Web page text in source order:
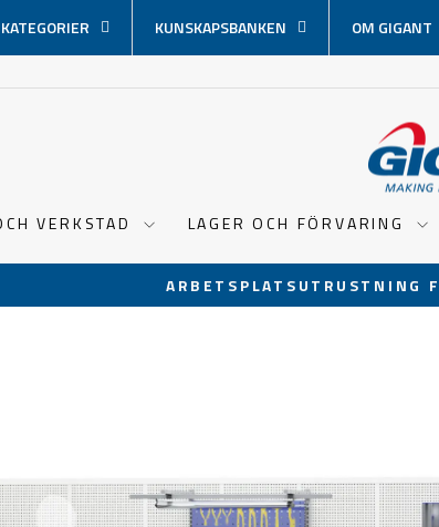
KATEGORIER KUNSKAPSBANKEN OM GIGANT
VERKSTAD LAGER OCH FÖRVARING
ARBETSPLATSUTRUSTNING